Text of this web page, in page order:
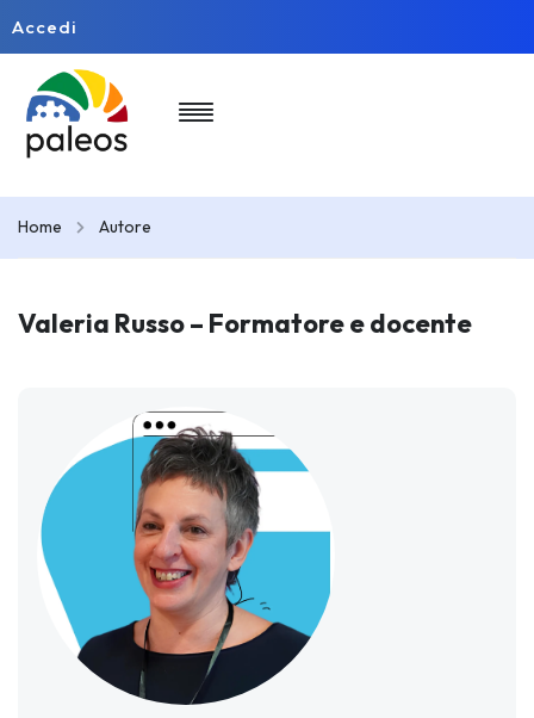
Accedi
Home Autore
Valeria Russo – Formatore e docente